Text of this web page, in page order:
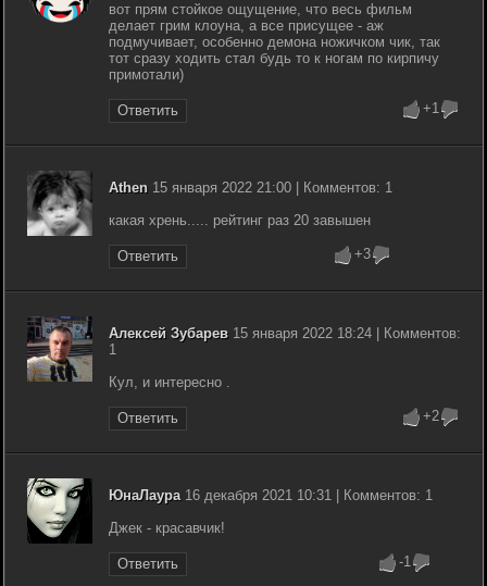
вот прям стойкое ощущение, что весь фильм
делает грим клоуна, а все присущее - аж
подмучивает, особенно демона ножичком чик, так
тот сразу ходить стал будь то к ногам по кирпичу
примотали)
Ответить +1
Athen 15 января 2022 21:00 | Комментов: 1
какая хрень..... рейтинг раз 20 завышен
Ответить +3
Алексей Зубарев 15 января 2022 18:24 | Комментов:
1
Кул, и интересно .
Ответить +2
ЮнаЛаура16 декабря 2021 10:31 | Комментов: 1
Джек - красавчик!
Ответить -1